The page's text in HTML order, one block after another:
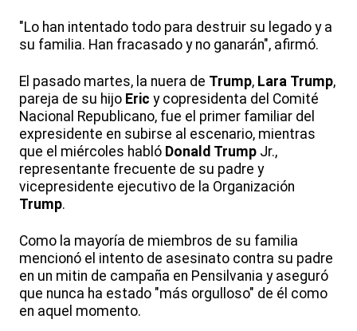
"Lo han intentado todo para destruir su legado y a
su familia. Han fracasado y no ganarán", afirmó.
El pasado martes, la nuera de Trump, Lara Trump,
pareja de su hijo Eric y copresidenta del Comité
Nacional Republicano, fue el primer familiar del
expresidente en subirse al escenario, mientras
que el miércoles habló Donald Trump Jr.,
representante frecuente de su padre y
vicepresidente ejecutivo de la Organización
Trump.
Como la mayoría de miembros de su familia
mencionó el intento de asesinato contra su padre
en un mitin de campaña en Pensilvania y aseguró
que nunca ha estado "más orgulloso" de él como
en aquel momento.